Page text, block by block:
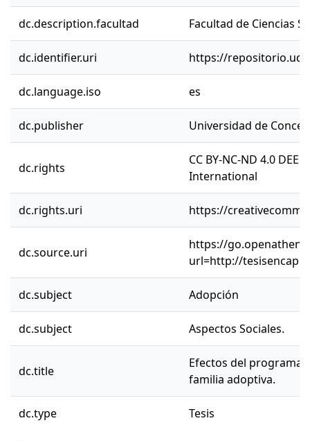
dc.description.facultad Facultad de Ciencias
dc.identifier.uri https://
dc.language.iso es
dc.publisher Universidad de
dc.rights
CC BY-NC-ND 4.0
International
dc.rights.uri https://
dc.source.uri
https://
url=http://
dc.subject Adopción
dc.subject Aspectos Sociales.
dc.title
Efectos del programa
familia adoptiva.
dc.type Tesis